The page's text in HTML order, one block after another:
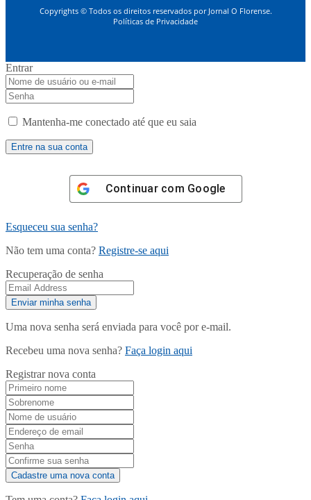
Copyrights © Todos os direitos reservados por Jornal O Florense.
Políticas de Privacidade
Entrar
Mantenha-me conectado até que eu saia
Continuar com Google
Esqueceu sua senha?
Não tem uma conta? Registre-se aqui
Recuperação de senha
Uma nova senha será enviada para você por e-mail.
Recebeu uma nova senha? Faça login aqui
Registrar nova conta